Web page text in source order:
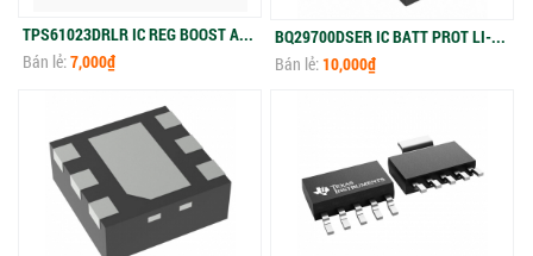
TPS61023DRLR IC REG BOOST ADJ 3A SOT563
Bán lẻ:7,000₫
BQ29700DSER IC BATT PROT LI-ION 1CELL 6WSON
Bán lẻ:10,000₫